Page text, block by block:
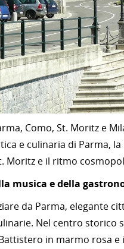
Como, St. Moritz e
e culinaria di Parma,
Moritz e il ritmo
musica e della
da Parma, elegante
Nel centro
in marmo rosa